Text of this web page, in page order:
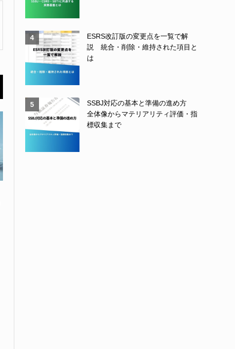
4
ESRS改訂版の変更点を一覧で解
説 統合・削除・維持された項目と
は
5
SSBJ対応の基本と準備の進め方
全体像からマテリアリティ評価・指
標収集まで